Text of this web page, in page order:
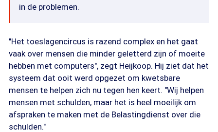
in de problemen.
"Het toeslagencircus is razend complex en het gaat
vaak over mensen die minder geletterd zijn of moeite
hebben met computers", zegt Heijkoop. Hij ziet dat het
systeem dat ooit werd opgezet om kwetsbare
mensen te helpen zich nu tegen hen keert. "Wij helpen
mensen met schulden, maar het is heel moeilijk om
afspraken te maken met de Belastingdienst over die
schulden."